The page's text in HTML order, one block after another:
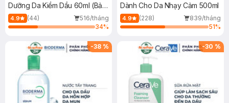
Dưỡng Da Kiềm Dầu 60ml (Bản
Mới)
4.9 (44)
516/tháng
34%
Dành Cho Da Nhạy Cảm 500ml
4.9 (228)
839/tháng
51%
-38 % -30 %